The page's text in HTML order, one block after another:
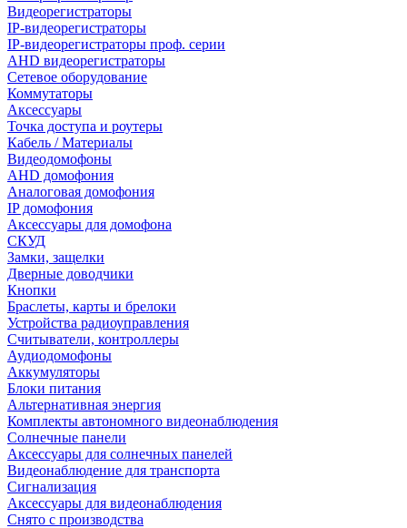
Видеорегистраторы
IP-видеорегистраторы
IP-видеорегистраторы проф. серии
AHD видеорегистраторы
Сетевое оборудование
Коммутаторы
Аксессуары
Точка доступа и роутеры
Кабель / Материалы
Видеодомофоны
AHD домофония
Аналоговая домофония
IP домофония
Аксессуары для домофона
СКУД
Замки, защелки
Дверные доводчики
Кнопки
Браслеты, карты и брелоки
Устройства радиоуправления
Считыватели, контроллеры
Аудиодомофоны
Аккумуляторы
Блоки питания
Альтернативная энергия
Комплекты автономного видеонаблюдения
Солнечные панели
Аксессуары для солнечных панелей
Видеонаблюдение для транспорта
Сигнализация
Аксессуары для видеонаблюдения
Снято с производства